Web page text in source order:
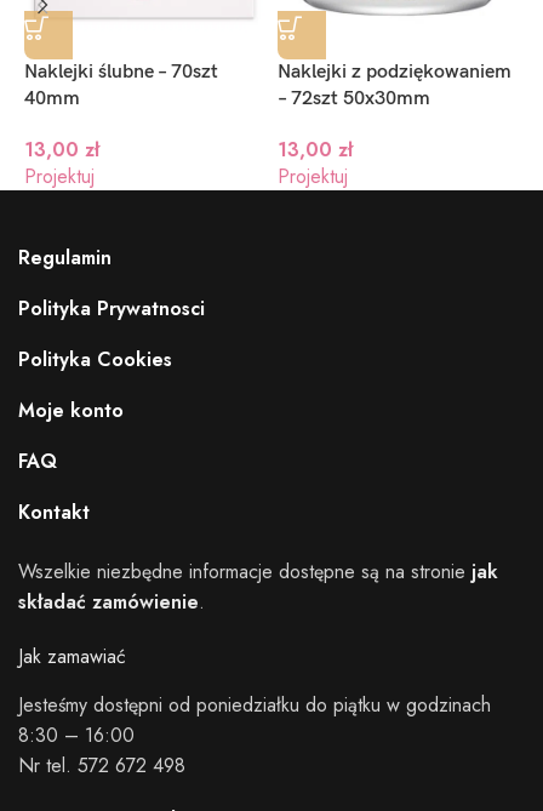
Naklejki ślubne – 70szt
40mm
13,00 zł
Projektuj
Naklejki z podziękowaniem
– 72szt 50x30mm
13,00 zł
Projektuj
Regulamin
Polityka Prywatnosci
Polityka Cookies
Moje konto
FAQ
Kontakt
Wszelkie niezbędne informacje dostępne są na stronie jak
składać zamówienie.
Jak zamawiać
Jesteśmy dostępni od poniedziałku do piątku w godzinach
8:30 – 16:00
Nr tel. 572 672 498